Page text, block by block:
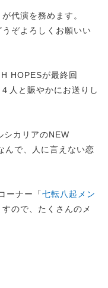
代演を務めます。
ぞよろしくお願いい
HOPESが最終回
人と賑やかにお送りし
シカリアのNEW
んで、人に言えない恋
ーナー「七転八起メン
ので、たくさんのメ